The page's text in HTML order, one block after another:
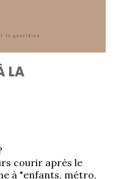
LA
courir après le
à "enfants, métro,